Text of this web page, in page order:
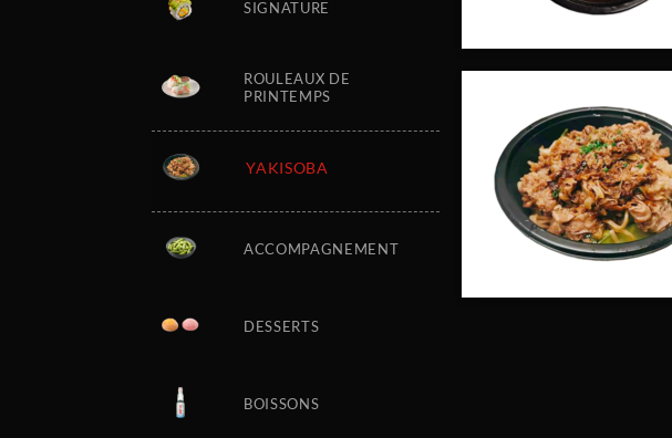
SIGNATURE
ROULEAUX DE
PRINTEMPS
YAKISOBA
ACCOMPAGNEMENT
DESSERTS
BOISSONS